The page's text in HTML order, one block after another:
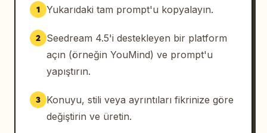
1 Yukarıdaki tam prompt'u kopyalayın.
2
Seedream 4.5'i destekleyen bir platform
açın (örneğin YouMind) ve prompt'u
yapıştırın.
3
Konuyu, stili veya ayrıntıları fikrinize göre
değiştirin ve üretin.